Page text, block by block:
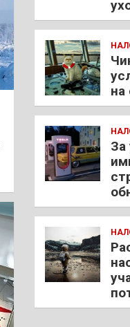
на
За